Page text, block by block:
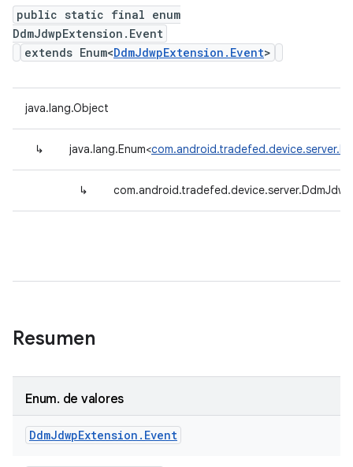
public static final enum
DdmJdwpExtension.Event
extends Enum<DdmJdwpExtension.Event>
java.lang.Object
↳ java.lang.Enum<
↳
Resumen
Enum. de valores
DdmJdwpExtension . Event